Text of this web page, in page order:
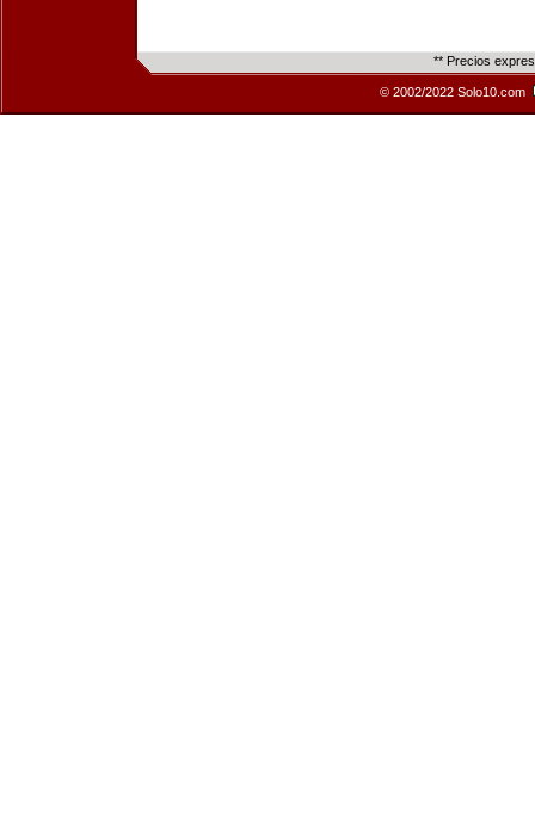
** Precios
© 2002/2022 Solo10.com